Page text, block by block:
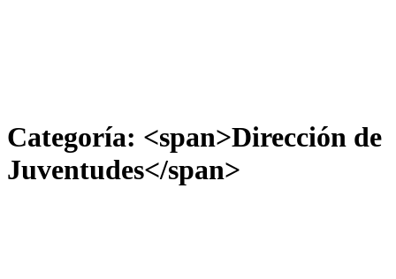
Categoría: <span>Dirección de
Juventudes</span>